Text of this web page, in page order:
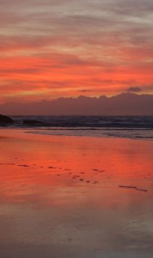
NIKON CORPORATION
NIKON
1/
30
17 octobre